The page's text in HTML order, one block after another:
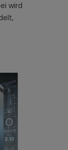
wird